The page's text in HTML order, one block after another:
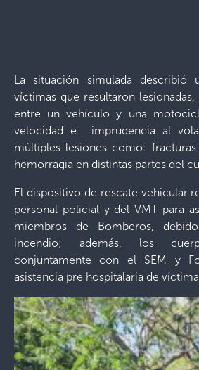
La situación simulada describió
víctimas que resultaron
entre un vehículo y una
velocidad e imprudencia al
múltiples lesiones como:
hemorragia en distintas partes del
El dispositivo de rescate vehicular
personal policial y del VMT para
miembros de Bomberos,
incendio; además, los
conjuntamente con el SEM y
asistencia pre hospitalaria de